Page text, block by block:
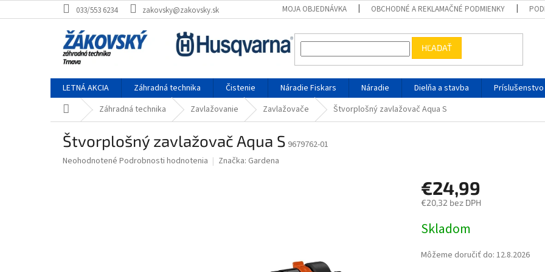
033/553 6234 zakovsky@zakovsky.sk MOJA OBJEDNÁVKA OBCHODNÉ A REKLAMAČNÉ PODMIENKY
HĽADAŤ
LETNÁ AKCIA Záhradná technika Čistenie Náradie Fiskars Náradie Dielňa a stavba Príslušenstvo
Domov Záhradná technika Zavlažovanie Zavlažovače Štvorplošný zavlažovač Aqua S
Štvorplošný zavlažovač Aqua S 9679762-01
Priemerné hodnotenie produktu je 0,0 z 5 hviezdičiek.
Neohodnotené Podrobnosti hodnotenia Značka: Gardena
€24,99
€20,32 bez DPH
Skladom
Môžeme doručiť do: 12.8.2026